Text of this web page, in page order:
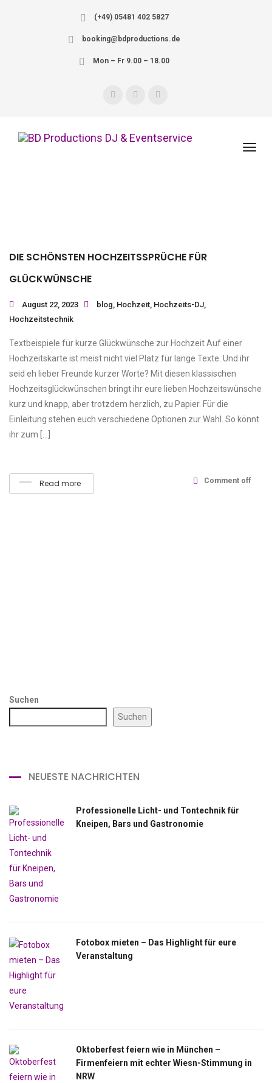
(+49) 05481 402 5827
booking@bdproductions.de
Mon – Fr 9.00 – 18.00
DIE SCHÖNSTEN HOCHZEITSSPRÜCHE FÜR
GLÜCKWÜNSCHE
August 22, 2023 blog, Hochzeit, Hochzeits-DJ,
Hochzeitstechnik
Textbeispiele für kurze Glückwünsche zur Hochzeit Auf einer
Hochzeitskarte ist meist nicht viel Platz für lange Texte. Und ihr
seid eh lieber Freunde kurzer Worte? Mit diesen klassischen
Hochzeitsglückwünschen bringt ihr eure lieben Hochzeitswünsche
kurz und knapp, aber trotzdem herzlich, zu Papier. Für die
Einleitung stehen euch verschiedene Optionen zur Wahl. So könnt
ihr zum […]
Read more Comment off
Suchen
Suchen
NEUESTE NACHRICHTEN
Professionelle Licht- und Tontechnik für
Kneipen, Bars und Gastronomie
Fotobox mieten – Das Highlight für eure
Veranstaltung
Oktoberfest feiern wie in München –
Firmenfeiern mit echter Wiesn-Stimmung in
NRW